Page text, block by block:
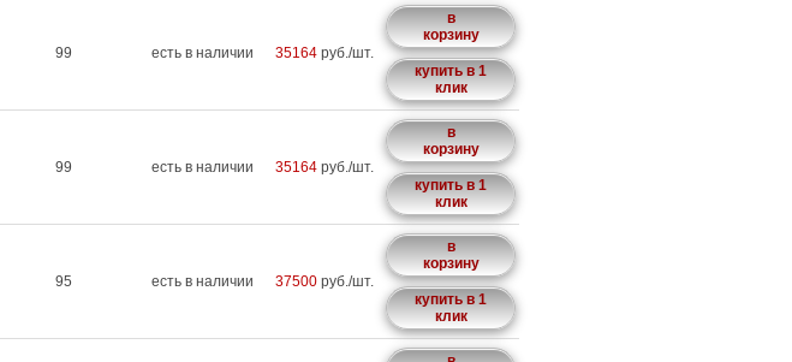
99 есть в наличии 35164 руб./шт.
в
корзину
купить в 1
клик
99 есть в наличии 35164 руб./шт.
в
корзину
купить в 1
клик
95 есть в наличии 37500 руб./шт.
в
корзину
купить в 1
клик